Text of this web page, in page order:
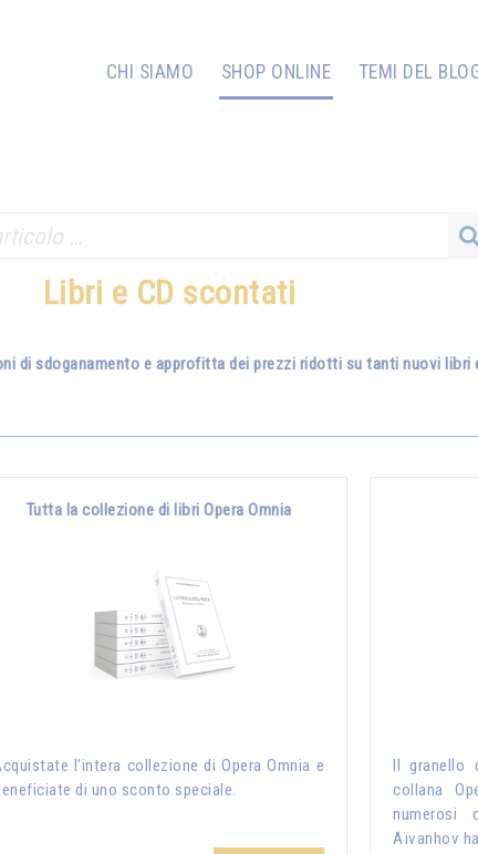
CHI SIAMO SHOP ONLINE TEMI DEL
Libri e CD scontati
di sdoganamento e approfitta dei prezzi ridotti su tanti nuovi libri
Tutta la collezione di libri Opera Omnia
l'intera collezione di Opera Omnia e
di uno sconto speciale.
Il granello
collana
numerosi
Aïvanhov